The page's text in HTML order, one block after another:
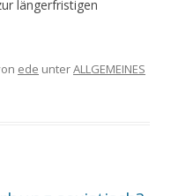
längerfristigen
ede unterALLGEMEINES